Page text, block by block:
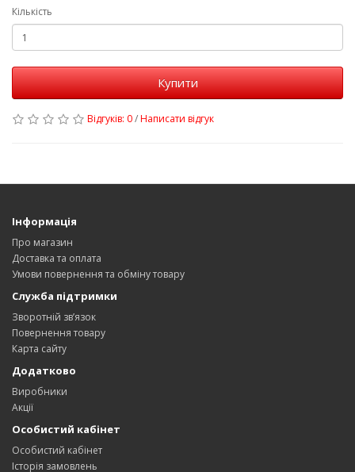
Кількість
Купити
Відгуків: 0/Написати відгук
Інформація
Про магазин
Доставка та оплата
Умови повернення та обміну товару
Служба підтримки
Зворотній зв’язок
Повернення товару
Карта сайту
Додатково
Виробники
Акції
Особистий кабінет
Особистий кабінет
Історія замовлень